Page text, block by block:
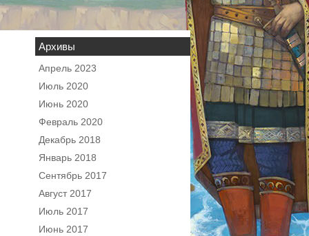
Архивы
Апрель 2023
Июль 2020
Июнь 2020
Февраль 2020
Декабрь 2018
Январь 2018
Сентябрь 2017
Август 2017
Июль 2017
Июнь 2017